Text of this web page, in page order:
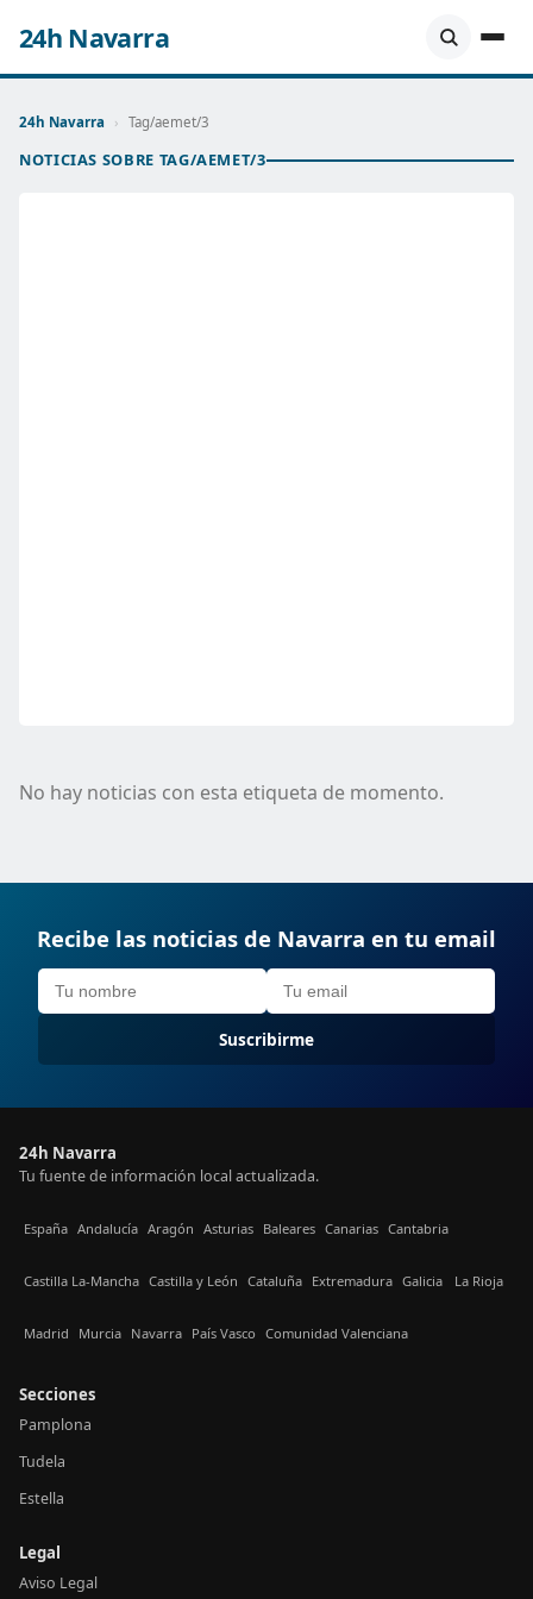
24h Navarra
24h Navarra › Tag/aemet/3
NOTICIAS SOBRE TAG/AEMET/3
No hay noticias con esta etiqueta de momento.
Recibe las noticias de Navarra en tu email
Suscribirme
24h Navarra
Tu fuente de información local actualizada.
España Andalucía Aragón Asturias Baleares Canarias Cantabria
Castilla La-Mancha Castilla y León Cataluña Extremadura Galicia La Rioja
Madrid Murcia Navarra País Vasco Comunidad Valenciana
Secciones
Pamplona
Tudela
Estella
Legal
Aviso Legal